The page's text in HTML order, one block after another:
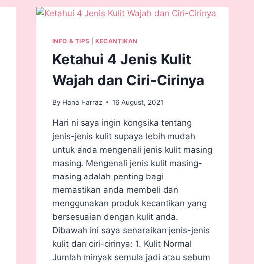
INFO & TIPS KECANTIKAN
Ketahui 4 Jenis Kulit
Wajah dan Ciri-Cirinya
By Hana Harraz 16 August, 2021
Hari ni saya ingin kongsika tentang
jenis-jenis kulit supaya lebih mudah
untuk anda mengenali jenis kulit masing
masing. Mengenali jenis kulit masing-
masing adalah penting bagi
memastikan anda membeli dan
menggunakan produk kecantikan yang
bersesuaian dengan kulit anda.
Dibawah ini saya senaraikan jenis-jenis
kulit dan ciri-cirinya: 1. Kulit Normal
Jumlah minyak semula jadi atau sebum